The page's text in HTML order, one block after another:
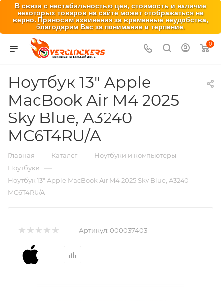
В связи с нестабильностью цен, стоимость и наличие
некоторых товаров на сайте может отображаться не
верно. Приносим извинения за временные неудобства,
благодарим Вас за понимание и терпение.
0
Ноутбук 13" Apple
MacBook Air M4 2025
Sky Blue, A3240
MC6T4RU/A
Главная — Каталог — Ноутбуки и компьютеры —
Ноутбуки —
Ноутбук 13" Apple MacBook Air M4 2025 Sky Blue, A3240
MC6T4RU/A
Артикул: 000037403